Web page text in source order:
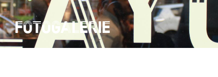
FOTOGALERIE